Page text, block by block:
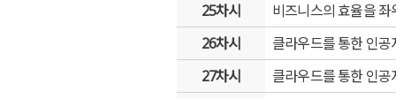
25차시
비즈니스의 효율을
26차시
클라우드를 통한 인
27차시
클라우드를 통한 인